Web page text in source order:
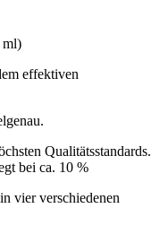
ml)
effektiven
Qualitätsstandards.
bei ca. 10 %
vier verschiedenen